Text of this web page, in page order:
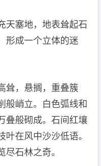
天塞地，地表耸起石
形成一个立体的迷
耸，悬搁，重叠簇
般峭立。白色弧线和
叠般砌成。石间红壤
叶在风中沙沙低语。
尽石林之奇。